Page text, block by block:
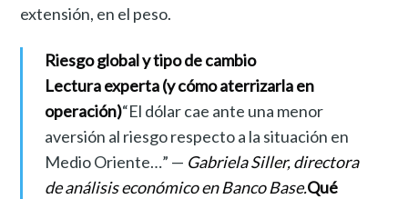
extensión, en el peso.
Riesgo global y tipo de cambio
Lectura experta (y cómo aterrizarla en
operación)“El dólar cae ante una menor
aversión al riesgo respecto a la situación en
Medio Oriente…” — Gabriela Siller, directora
de análisis económico en Banco Base.Qué